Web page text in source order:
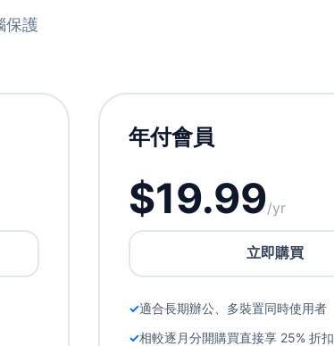
保護
年付會員
$19.99/yr
立即購買
適合長期辦公、多裝置同時使用者
相較逐月分開購買直接享 25% 折扣